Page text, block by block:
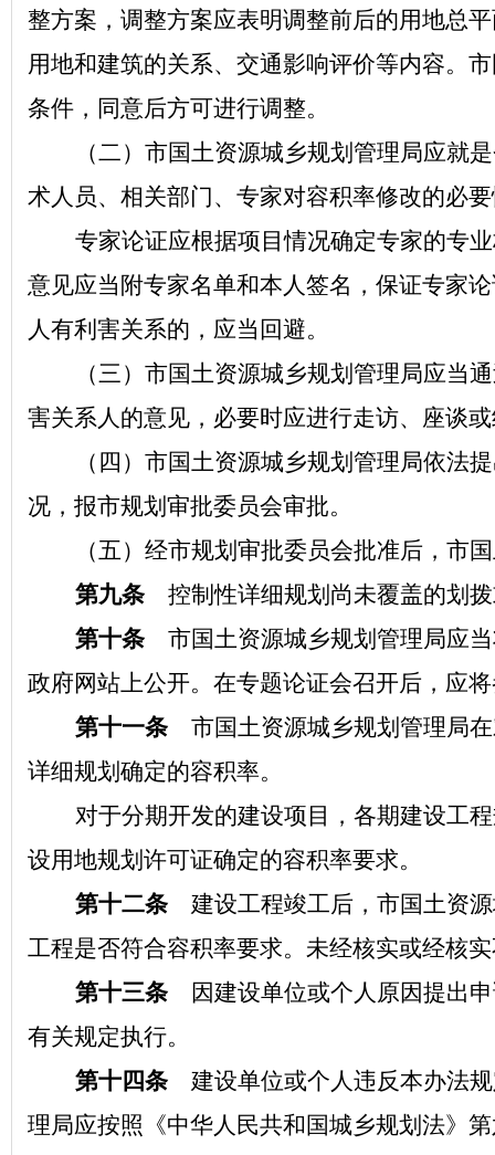
整方案，调整方案应表明调整前后的用地总
用地和建筑的关系、交通影响评价等内容。
条件，同意后方可进行调整。
（二）市国土资源城乡规划管理局应就
术人员、相关部门、专家对容积率修改的必
专家论证应根据项目情况确定专家的专
意见应当附专家名单和本人签名，保证专家
人有利害关系的，应当回避。
（三）市国土资源城乡规划管理局应当
害关系人的意见，必要时应进行走访、座谈
（四）市国土资源城乡规划管理局依法
况，报市规划审批委员会审批。
（五）经市规划审批委员会批准后，市
第九条控制性详细规划尚未覆盖的划拨
第十条市国土资源城乡规划管理局应当
政府网站上公开。在专题论证会召开后，应
第十一条市国土资源城乡规划管理局在
详细规划确定的容积率。
对于分期开发的建设项目，各期建设工
设用地规划许可证确定的容积率要求。
第十二条建设工程竣工后，市国土资源
工程是否符合容积率要求。未经核实或经核
第十三条因建设单位或个人原因提出申
有关规定执行。
第十四条建设单位或个人违反本办法规
理局应按照《中华人民共和国城乡规划法》